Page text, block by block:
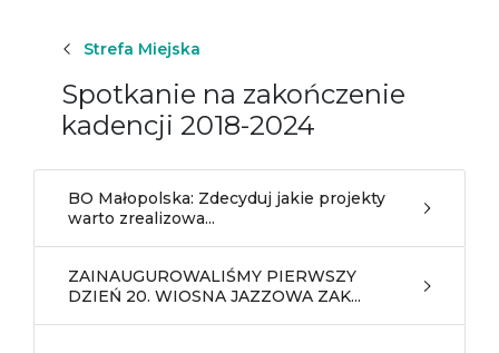
Strefa Miejska
Spotkanie na zakończenie
kadencji 2018-2024
BO Małopolska: Zdecyduj jakie projekty
warto zrealizowa...
ZAINAUGUROWALIŚMY PIERWSZY
DZIEŃ 20. WIOSNA JAZZOWA ZAK...